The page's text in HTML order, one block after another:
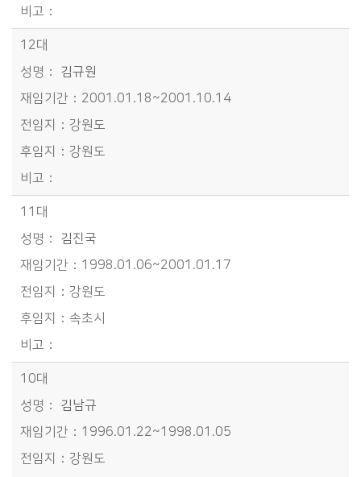
12대
김규원
2001.01.18~2001.10.14
강원도
강원도
11대
김진국
1998.01.06~2001.01.17
강원도
속초시
10대
김남규
1996.01.22~1998.01.05
강원도